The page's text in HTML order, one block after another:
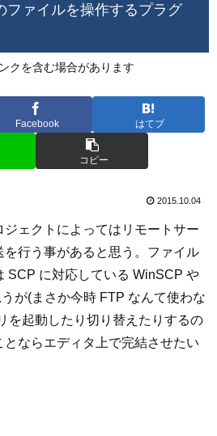
ファイルを操作するプラグ
クを含む場合があります
Facebook はてブ
コピー
2015.10.04
ェクトによってはリモートサー
行う事があると思う。ファイル
SCP に対応している WinSCP や
が(まさか今時 FTP なんて使わな
を起動したり切り替えたりするの
ならエディタ上で完結させたい